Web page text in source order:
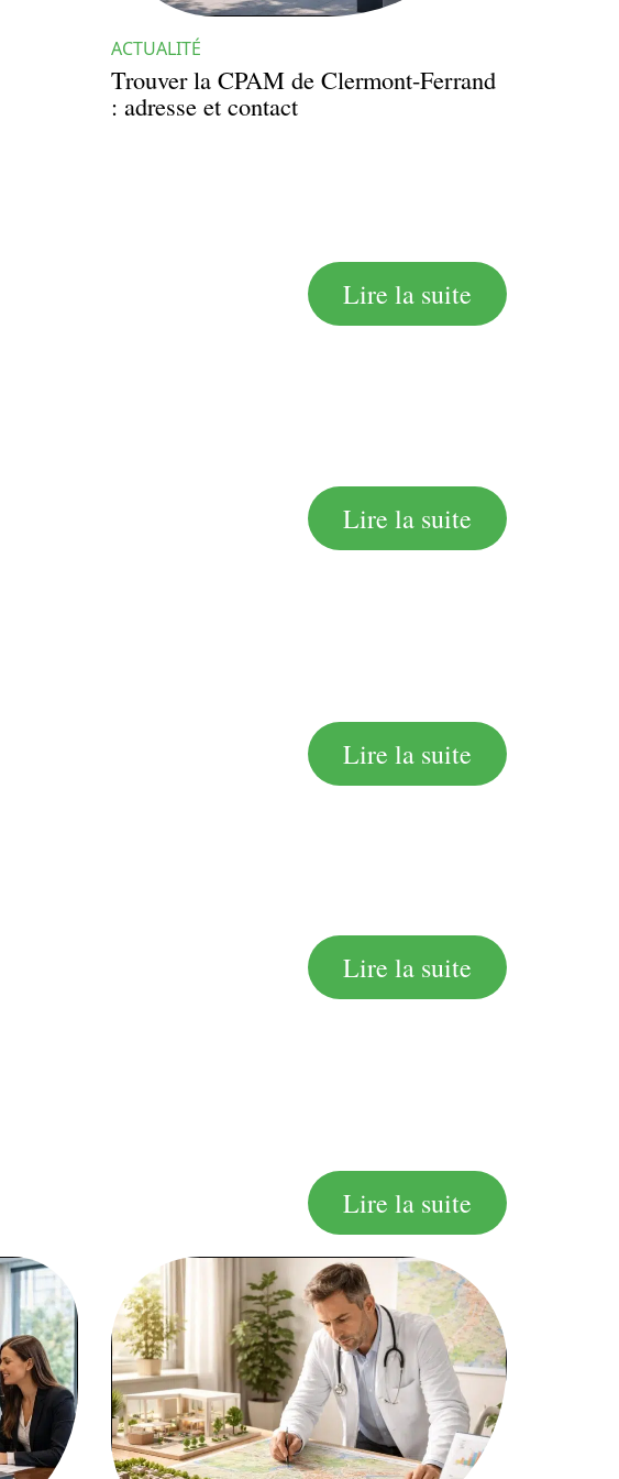
ACTUALITÉ
Trouver la CPAM de Clermont-Ferrand
: adresse et contact
Lire la suite
Lire la suite
Lire la suite
Lire la suite
Lire la suite